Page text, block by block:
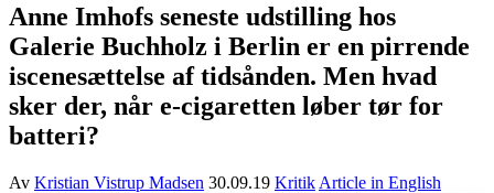
Anne Imhofs seneste udstilling hos
Galerie Buchholz i Berlin er en pirrende
iscenesættelse af tidsånden. Men hvad
sker der, når e-cigaretten løber tør for
batteri?
Av Kristian Vistrup Madsen 30.09.19 Kritik Article in English